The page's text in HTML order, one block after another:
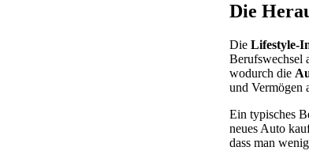
Die
Die Lifestyle-
Berufswechsel
wodurch die
und Vermögen
Ein typisches
neues Auto
dass man